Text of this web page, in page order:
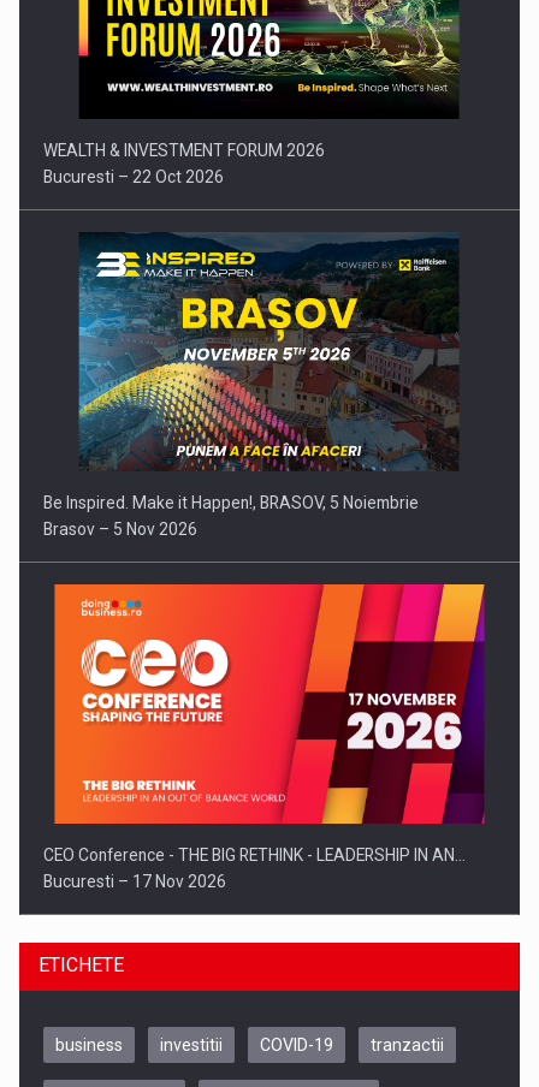
Comunicat de presa: Joburile part-time reincep sa intre pe…
WEALTH & INVESTMENT FORUM 2026
Bucuresti – 22 Oct 2026
Be Inspired. Make it Happen!, BRASOV, 5 Noiembrie
Brasov – 5 Nov 2026
CEO Conference - THE BIG RETHINK - LEADERSHIP IN AN…
Bucuresti – 17 Nov 2026
ETICHETE
business investitii COVID-19 tranzactii